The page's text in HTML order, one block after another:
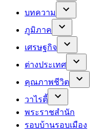
บทความ
ภูมิภาค
เศรษฐกิจ
ต่างประเทศ
คุณภาพชีวิต
วาไรตี้
พระราชสำนัก
รอบบ้านรอบเมือง